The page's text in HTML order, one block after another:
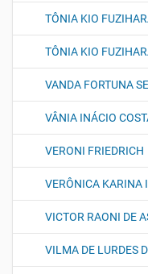
TÔNIA KIO
TÔNIA KIO
VANDA FORTUNA
VÂNIA INÁCIO
VERONI FRIEDRICH
VERÔNICA KARINA
VICTOR RAONI DE
VILMA DE LURDES